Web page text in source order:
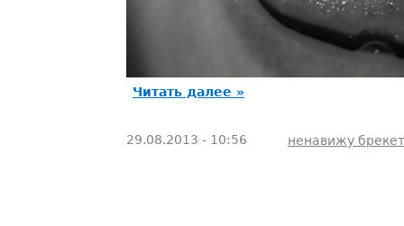
Читать далее »
29.08.2013 - 10:56 ненавижу